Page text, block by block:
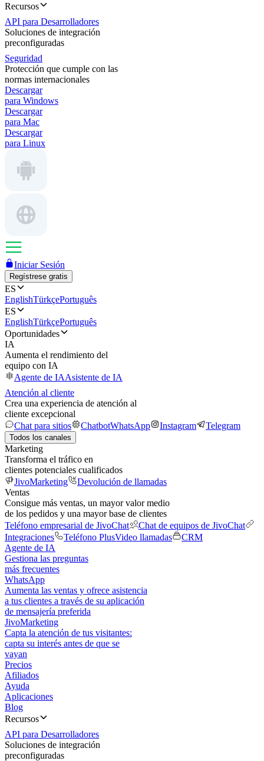
Recursos
API para Desarrolladores
Soluciones de integración
preconfiguradas
Seguridad
Protección que cumple con las
normas internacionales
Descargar
para Windows
Descargar
para Mac
Descargar
para Linux
Iniciar Sesión
Regístrese gratis
ES
EnglishTürkçePortuguês
ES
EnglishTürkçePortuguês
Oportunidades
IA
Aumenta el rendimiento del
equipo con IA
Agente de IAAsistente de IA
Atención al cliente
Crea una experiencia de atención al
cliente excepcional
Chat para sitios
ChatbotWhatsApp Instagram Telegram
Todos los canales
Marketing
Transforma el tráfico en
clientes potenciales cualificados
JivoMarketing
Devolución de llamadas
Ventas
Consigue más ventas, un mayor valor medio
de los pedidos y una mayor base de clientes
Teléfono empresarial de JivoChat
Chat de equipos de JivoChat
Integraciones
Teléfono PlusVideo llamadas
CRM
Agente de IA
Gestiona las preguntas
más frecuentes
WhatsApp
Aumenta las ventas y ofrece asistencia
a tus clientes a través de su aplicación
de mensajería preferida
JivoMarketing
Capta la atención de tus visitantes:
capta su interés antes de que se
vayan
Precios
Afiliados
Ayuda
Aplicaciones
Blog
Recursos
API para Desarrolladores
Soluciones de integración
preconfiguradas